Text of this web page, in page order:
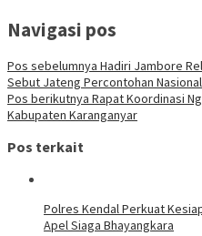
Navigasi pos
Pos sebelumnya Hadiri Jambore
Sebut Jateng Percontohan Nasional
Pos berikutnya Rapat Koordinasi
Kabupaten Karanganyar
Pos terkait
Polres Kendal Perkuat
Apel Siaga Bhayangkara